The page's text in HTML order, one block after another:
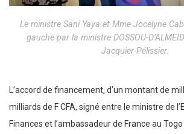
Le ministre Sani Yaya et Mme Jocelyne
gauche par la ministre DOSSOU-
Jacquier-Pélissier.
L’accord de financement, d’un montant de
milliards de F CFA, signé entre le ministre de
Finances et l’ambassadeur de France au